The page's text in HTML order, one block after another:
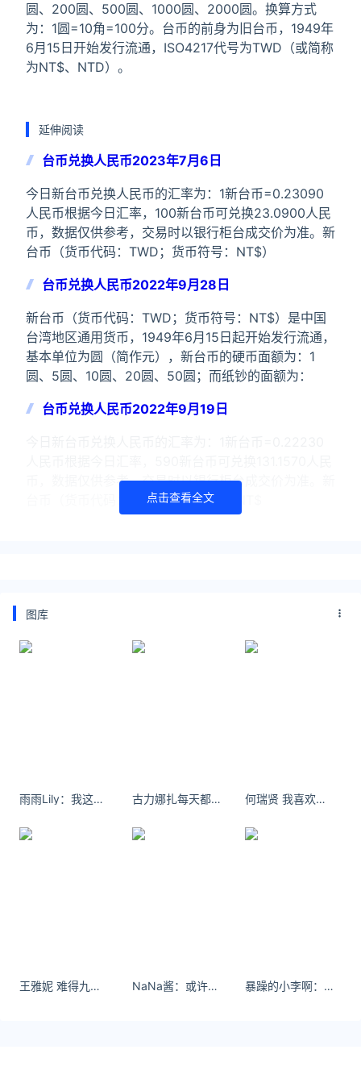
圆、200圆、500圆、1000圆、2000圆。换算方式
为：1圆=10角=100分。台币的前身为旧台币，1949年
6月15日开始发行流通，ISO4217代号为TWD（或简称
为NT$、NTD）。
延伸阅读
台币兑换人民币2023年7月6日
今日新台币兑换人民币的汇率为：1新台币=0.23090
人民币根据今日汇率，100新台币可兑换23.0900人民
币，数据仅供参考，交易时以银行柜台成交价为准。新
台币（货币代码：TWD；货币符号：NT$）
台币兑换人民币2022年9月28日
新台币（货币代码：TWD；货币符号：NT$）是中国
台湾地区通用货币，1949年6月15日起开始发行流通，
基本单位为圆（简作元），新台币的硬币面额为：1
圆、5圆、10圆、20圆、50圆；而纸钞的面额为：
台币兑换人民币2022年9月19日
币，数据仅供参考，交易时以银行柜台成交价为准。新
台币（货币代码：TWD；货币符号：NT$
https://huangjin.ijiandao.com/
https://law.ijiandao.com/
台币兑换人民币 台币 人民币 汇率
点击查看全文
图库
雨雨Lily：我这个人可以有很多种模样 你可以喜欢也可以深爱。 古力娜扎每天都一样，日复一日，没有惊喜，也没有意外。 何瑞贤 我喜欢现在的自己，我怀念以前的我们。
王雅妮 难得九张图 儿童节快乐 NaNa酱：或许自由更胜一筹呢 暴躁的小李啊：你以前看到一分真心就敢敞开心扉 现在你看到十分都想再等等#分享照片 #氛围感